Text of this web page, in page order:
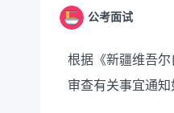
公考面试
根据《新疆维吾
审查有关事宜通知